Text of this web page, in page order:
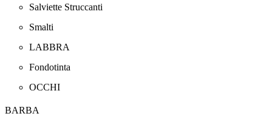
Salviette Struccanti
Smalti
LABBRA
Fondotinta
OCCHI
BARBA